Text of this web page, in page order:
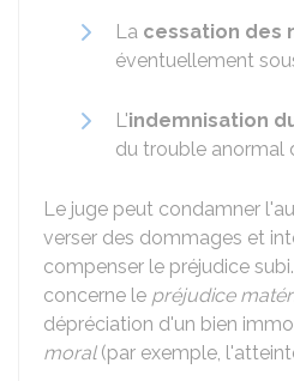
La cessation des
éventuellement
L'indemnisation
du trouble anormal
Le juge peut condamner
verser des dommages et
compenser le préjudice
concerne le préjudice
dépréciation d'un bien
moral(par exemple,